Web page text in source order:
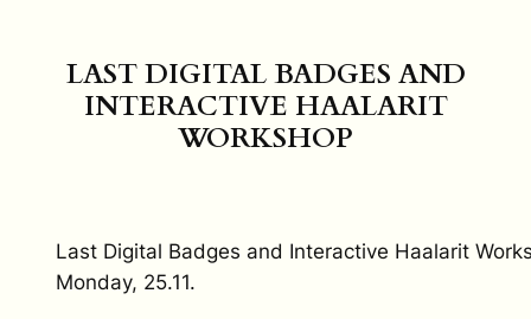
LAST DIGITAL BADGES AND
INTERACTIVE HAALARIT
WORKSHOP
Last Digital Badges and Interactive Haalarit
Monday, 25.11.